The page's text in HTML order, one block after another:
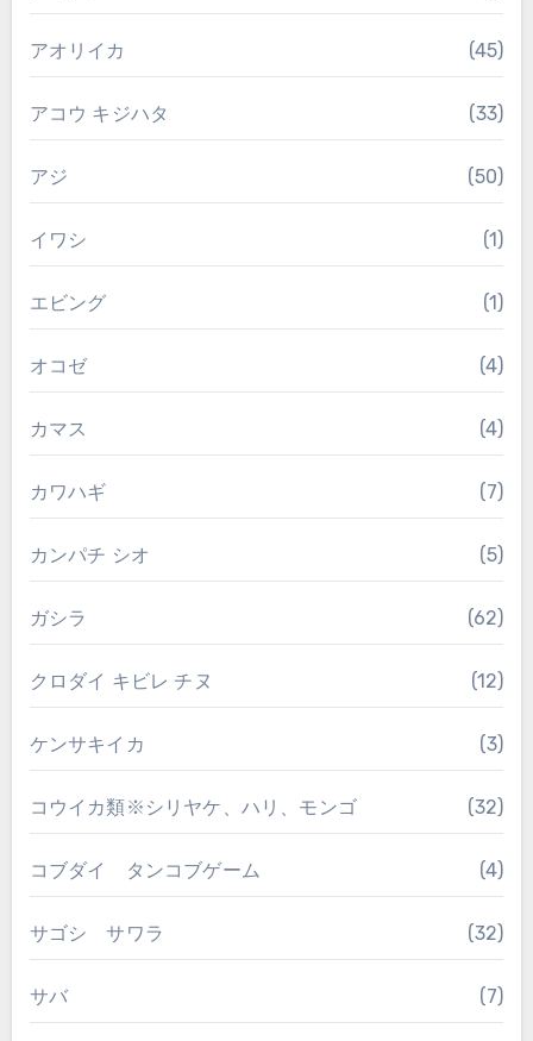
アオリイカ (45)
アコウ キジハタ (33)
アジ (50)
イワシ (1)
エビング (1)
オコゼ (4)
カマス (4)
カワハギ (7)
カンパチ シオ (5)
ガシラ (62)
クロダイ キビレ チヌ (12)
ケンサキイカ (3)
コウイカ類※シリヤケ、ハリ、モンゴ (32)
コブダイ タンコブゲーム (4)
サゴシ サワラ (32)
サバ (7)